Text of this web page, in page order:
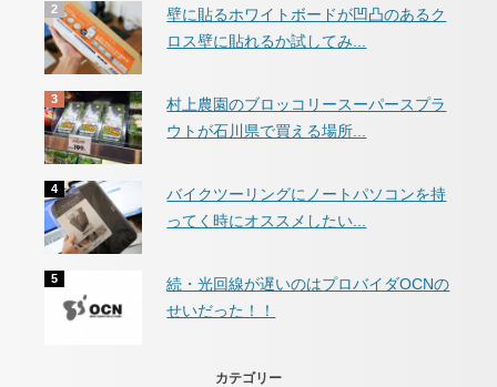
壁に貼るホワイトボードが凹凸のあるク
ロス壁に貼れるか試してみ...
村上農園のブロッコリースーパースプラ
ウトが石川県で買える場所...
バイクツーリングにノートパソコンを持
ってく時にオススメしたい...
続・光回線が遅いのはプロバイダOCNの
せいだった！！
カテゴリー